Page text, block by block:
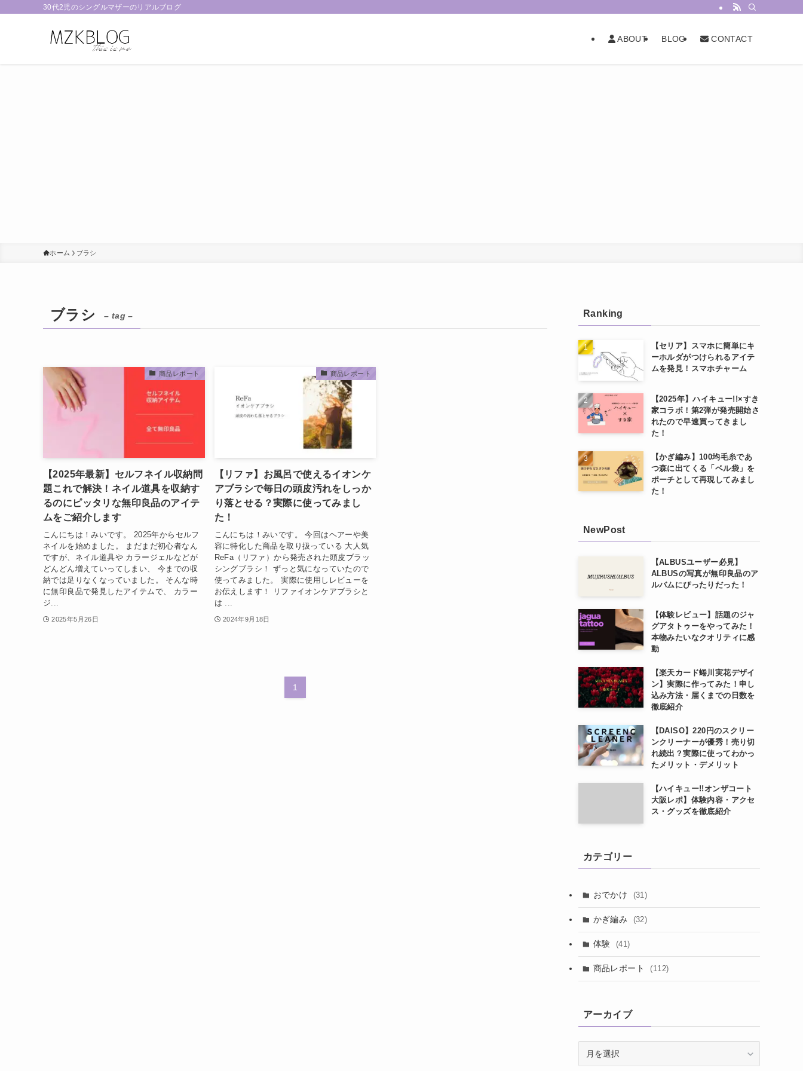
30代2児のシングルマザーのリアルブログ
ABOUT BLOG CONTACT
ホーム ブラシ
ブラシ – tag –
商品レポート
【2025年最新】セルフネイル収納問
題これで解決！ネイル道具を収納す
るのにピッタリな無印良品のアイテ
ムをご紹介します
こんにちは！みいです。 2025年からセルフ
ネイルを始めました。 まだまだ初心者なん
ですが、ネイル道具や カラージェルなどが
どんどん増えていってしまい、 今までの収
納では足りなくなっていました。 そんな時
に無印良品で発見したアイテムで、 カラー
ジ...
2025年5月26日
商品レポート
【リファ】お風呂で使えるイオンケ
アブラシで毎日の頭皮汚れをしっか
り落とせる？実際に使ってみまし
た！
こんにちは！みいです。 今回はヘアーや美
容に特化した商品を取り扱っている 大人気
ReFa（リファ）から発売された頭皮ブラッ
シングブラシ！ ずっと気になっていたので
使ってみました。 実際に使用しレビューを
お伝えします！ リファイオンケアブラシと
は ...
2024年9月18日
1
Ranking
【セリア】スマホに簡単にキ
ーホルダがつけられるアイテ
ムを発見！スマホチャーム
【2025年】ハイキュー!!×すき
家コラボ！第2弾が発売開始さ
れたので早速買ってきまし
た！
【かぎ編み】100均毛糸であ
つ森に出てくる「ベル袋」を
ポーチとして再現してみまし
た！
NewPost
【ALBUSユーザー必見】
ALBUSの写真が無印良品のア
ルバムにぴったりだった！
【体験レビュー】話題のジャ
グアタトゥーをやってみた！
本物みたいなクオリティに感
動
【楽天カード蜷川実花デザイ
ン】実際に作ってみた！申し
込み方法・届くまでの日数を
徹底紹介
【DAISO】220円のスクリー
ンクリーナーが優秀！売り切
れ続出？実際に使ってわかっ
たメリット・デメリット
【ハイキュー!!オンザコート
大阪レポ】体験内容・アクセ
ス・グッズを徹底紹介
カテゴリー
おでかけ (31)
かぎ編み (32)
体験 (41)
商品レポート (112)
アーカイブ